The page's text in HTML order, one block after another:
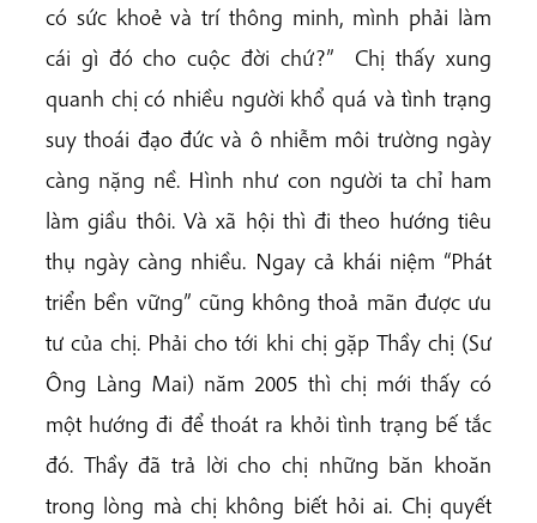
có sức khoẻ và trí thông minh, mình phải làm
cái gì đó cho cuộc đời chứ?” Chị thấy xung
quanh chị có nhiều người khổ quá và tình trạng
suy thoái đạo đức và ô nhiễm môi trường ngày
càng nặng nề. Hình như con người ta chỉ ham
làm giầu thôi. Và xã hội thì đi theo hướng tiêu
thụ ngày càng nhiều. Ngay cả khái niệm “Phát
triển bền vững” cũng không thoả mãn được ưu
tư của chị. Phải cho tới khi chị gặp Thầy chị (Sư
Ông Làng Mai) năm 2005 thì chị mới thấy có
một hướng đi để thoát ra khỏi tình trạng bế tắc
đó. Thầy đã trả lời cho chị những băn khoăn
trong lòng mà chị không biết hỏi ai. Chị quyết